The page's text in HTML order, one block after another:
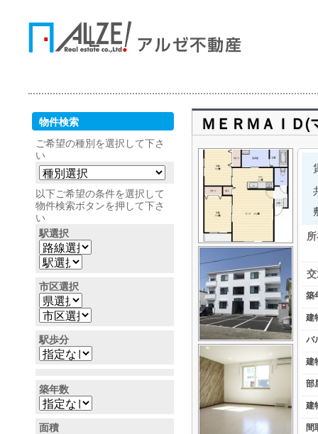
ＭＥＲＭＡＩＤ
築
建
バ
建
部
建
間
物件検索
ご希望の種別を選択して下さ
い
以下ご希望の条件を選択して
物件検索ボタンを押して下さ
い
駅選択
市区選択
駅歩分
築年数
面積